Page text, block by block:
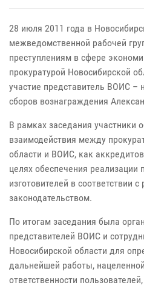
28 июля 2011 года в
межведомственной рабочей
преступлениям в сфере
прокуратурой Новосибирской
участие представитель ВОИС –
сборов вознаграждения
В рамках заседания участники
взаимодействия между
области и ВОИС, как
целях обеспечения реализации
изготовителей в соответствии с
законодательством.
По итогам заседания была
представителей ВОИС и
Новосибирской области для
дальнейшей работы,
ответственности